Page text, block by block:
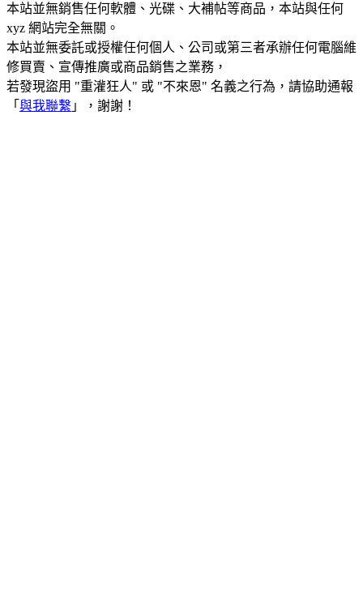
本站並無銷售任何軟體、光碟、大補帖等商品，本站與任何
xyz 網站完全無關。
本站並無委託或授權任何個人、公司或第三者承辦任何電腦維
修買賣、宣傳推廣或商品銷售之業務，
若發現盜用 "重灌狂人" 或 "不來恩" 名義之行為，請協助通報
「 與我聯繫 」，謝謝！